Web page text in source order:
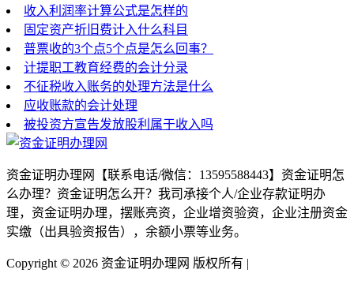
收入利润率计算公式是怎样的
固定资产折旧费计入什么科目
普票收的3个点5个点是怎么回事？
计提职工教育经费的会计分录
不征税收入账务的处理方法是什么
应收账款的会计处理
被投资方宣告发放股利属于收入吗
资金证明办理网【联系电话/微信：13595588443】资金证明怎
么办理？资金证明怎么开？我司承接个人/企业存款证明办
理，资金证明办理，摆账亮资，企业增资验资，企业注册资金
实缴（出具验资报告），余额小票等业务。
Copyright © 2026 资金证明办理网 版权所有 |